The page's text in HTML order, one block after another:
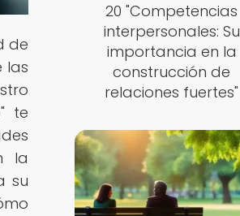
de
las
te
la
su
20 "Competencias
interpersonales: Su
importancia en la
construcción de
relaciones fuertes"